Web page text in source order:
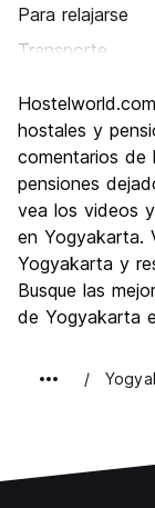
Para relajarse
Transporte
Cultura
Fiesta
Calidad Precio
hostales y
comentarios
pensiones
vea los videos
en Yogyakarta.
Yogyakarta y
Busque las
de Yogyakarta